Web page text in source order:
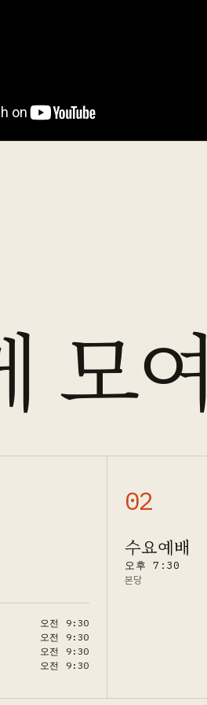
모여
오전 9:30
오전 9:30
오전 9:30
오전 9:30
02
수요예배
오후 7:30
본당